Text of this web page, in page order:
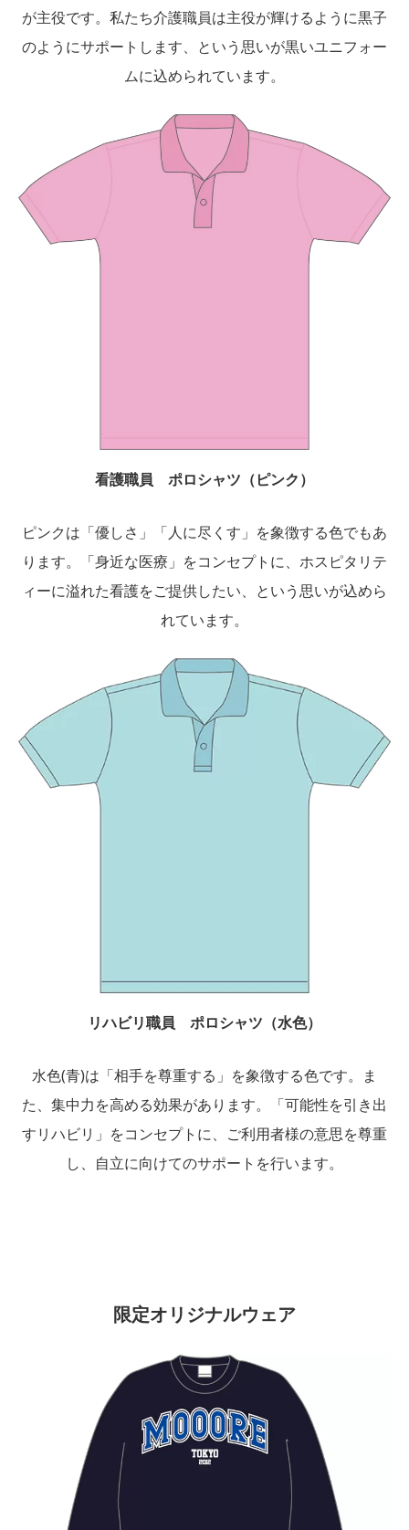
が主役です。私たち介護職員は主役が輝けるように黒子
のようにサポートします、という思いが黒いユニフォー
ムに込められています。
看護職員 ポロシャツ（ピンク）
ピンクは「優しさ」「人に尽くす」を象徴する色でもあ
ります。「身近な医療」をコンセプトに、ホスピタリテ
ィーに溢れた看護をご提供したい、という思いが込めら
れています。
リハビリ職員 ポロシャツ（水色）
水色(青)は「相手を尊重する」を象徴する色です。ま
た、集中力を高める効果があります。「可能性を引き出
すリハビリ」をコンセプトに、ご利用者様の意思を尊重
し、自立に向けてのサポートを行います。
限定オリジナルウェア